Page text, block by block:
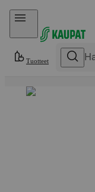
Hyppää sisältöön
Tuotteet